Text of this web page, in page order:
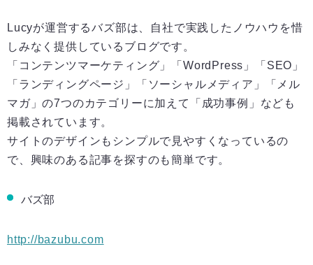
Lucyが運営するバズ部は、自社で実践したノウハウを惜
しみなく提供しているブログです。
「コンテンツマーケティング」「WordPress」「SEO」
「ランディングページ」「ソーシャルメディア」「メル
マガ」の7つのカテゴリーに加えて「成功事例」なども
掲載されています。
サイトのデザインもシンプルで見やすくなっているの
で、興味のある記事を探すのも簡単です。
バズ部
http://bazubu.com